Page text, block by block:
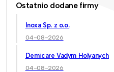
Ostatnio dodane firmy
Inoxa Sp. z o.o.
04-08-2026
Demicare Vadym Holyanych
04-08-2026